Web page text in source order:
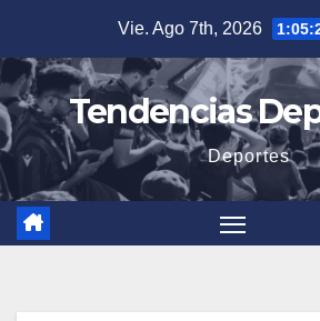
contenido
Vie. Ago 7th, 2026
Tendencias
Deportes